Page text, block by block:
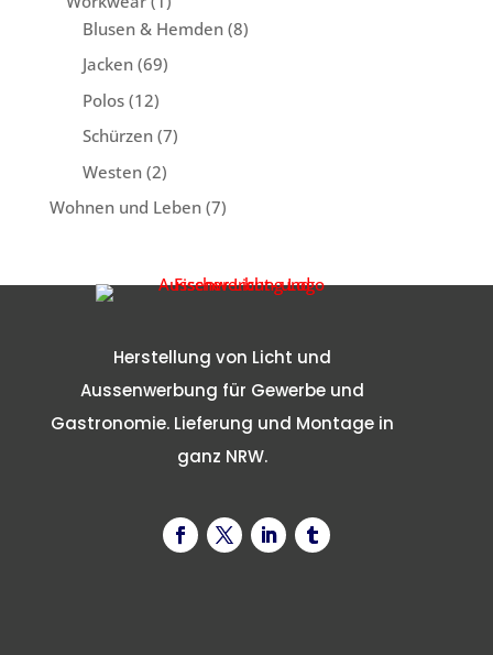
Produkt
Blusen & Hemden 88
Jacken 6969
Polos 1212
Produkte
Schürzen 77
Westen 22
Produkte
Wohnen und Leben 77
Herstellung von Licht und
Aussenwerbung für Gewerbe und
Gastronomie. Lieferung und Montage in
ganz NRW.